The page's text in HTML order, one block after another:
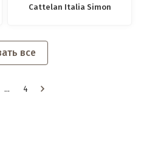
Cattelan Italia Simon
все
... 4